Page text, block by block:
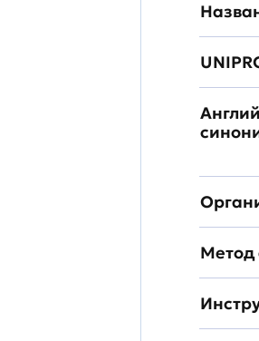
Метод